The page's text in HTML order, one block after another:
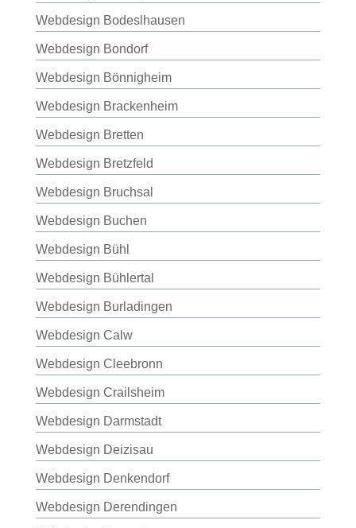
Webdesign Bodeslhausen
Webdesign Bondorf
Webdesign Bönnigheim
Webdesign Brackenheim
Webdesign Bretten
Webdesign Bretzfeld
Webdesign Bruchsal
Webdesign Buchen
Webdesign Bühl
Webdesign Bühlertal
Webdesign Burladingen
Webdesign Calw
Webdesign Cleebronn
Webdesign Crailsheim
Webdesign Darmstadt
Webdesign Deizisau
Webdesign Denkendorf
Webdesign Derendingen